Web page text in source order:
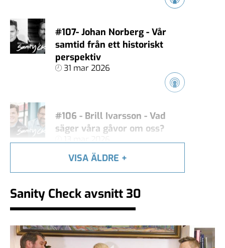
#107- Johan Norberg - Vår
samtid från ett historiskt
perspektiv
31 mar 2026
#106 - Brill Ivarsson - Vad
säger våra gåvor om oss?
#105 - Carl Heath - Äger
techjättarna vårt
demokratiska samtal?
06 feb 2026
VISA ÄLDRE +
Sanity Check avsnitt 30